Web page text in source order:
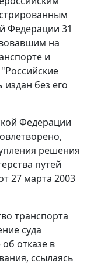
Федерации 31
на
и
без его
Федерации
решения
путей
27 марта 2003
транспорта
суда
отказе в
ссылаясь